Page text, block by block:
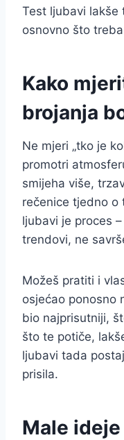
Test ljubavi lakše
osnovno što
Kako
brojanja
Ne mjeri „tko je
promotri
smijeha više,
rečenice tjedno o
ljubavi je proces
trendovi, ne
Možeš pratiti i
osjećao ponosno
bio najprisutniji,
što te potiče,
ljubavi tada
prisila.
Male